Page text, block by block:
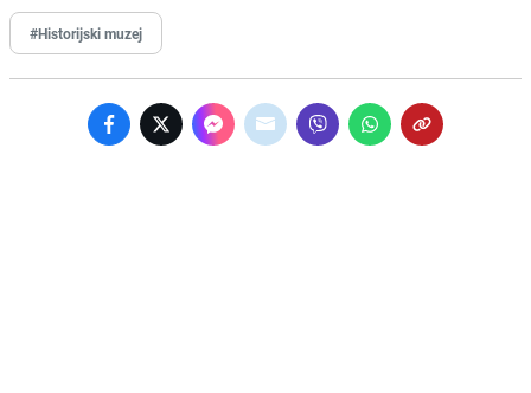
#Historijski muzej